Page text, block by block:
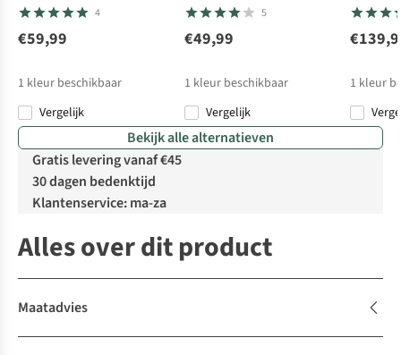
4
€59,99
1 kleur beschikbaar
Vergelijk
5
€49,99
1 kleur beschikbaar
Vergelijk
1 kleur
Bekijk alle alternatieven
Gratis levering vanaf €45
30 dagen bedenktijd
Klantenservice: ma-za
Alles over dit product
Maatadvies